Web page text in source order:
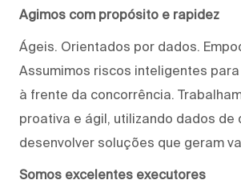
Agimos com propósito e rapidez
Ágeis. Orientados por dados.
Assumimos riscos inteligentes
à frente da concorrência.
proativa e ágil, utilizando dados de
desenvolver soluções que geram
Somos excelentes executores